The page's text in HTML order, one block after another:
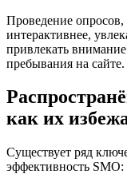
Проведение опросов,
интерактивнее,
привлекать
пребывания на сайте.
как их
Существует ряд
эффективность SMO: